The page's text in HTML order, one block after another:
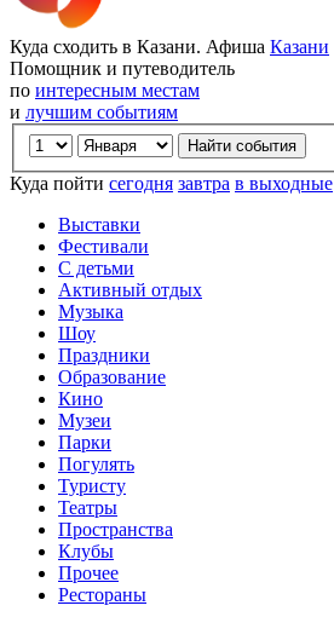
Куда сходить в Казани. Афиша Казани
Помощник и путеводитель
по интересным местам
и лучшим событиям
Куда пойти сегодня завтра в выходные
Выставки
Фестивали
С детьми
Активный отдых
Музыка
Шоу
Праздники
Образование
Кино
Музеи
Парки
Погулять
Туристу
Театры
Пространства
Клубы
Прочее
Рестораны